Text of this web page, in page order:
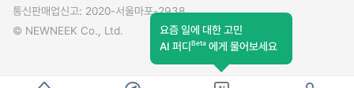
통신판매업신고: 2020-서울마포-2938
© NEWNEEK Co., Ltd.
요즘 일에 대한 고민
AI 퍼디Beta 에게 물어보세요